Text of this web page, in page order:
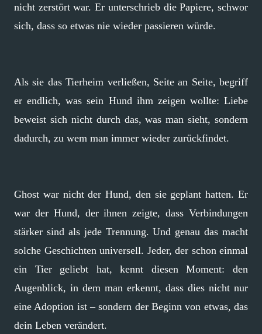
nicht zerstört war. Er unterschrieb die Papiere, schwor
sich, dass so etwas nie wieder passieren würde.
Als sie das Tierheim verließen, Seite an Seite, begriff
er endlich, was sein Hund ihm zeigen wollte: Liebe
beweist sich nicht durch das, was man sieht, sondern
dadurch, zu wem man immer wieder zurückfindet.
Ghost war nicht der Hund, den sie geplant hatten. Er
war der Hund, der ihnen zeigte, dass Verbindungen
stärker sind als jede Trennung. Und genau das macht
solche Geschichten universell. Jeder, der schon einmal
ein Tier geliebt hat, kennt diesen Moment: den
Augenblick, in dem man erkennt, dass dies nicht nur
eine Adoption ist – sondern der Beginn von etwas, das
dein Leben verändert.